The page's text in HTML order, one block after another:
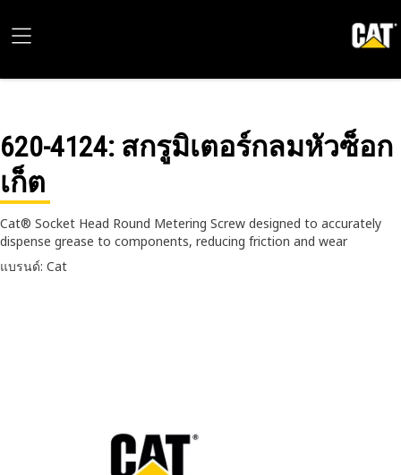
620-4124: สกรูมิเตอร์กลมหัวซ็อก
เก็ต
Cat® Socket Head Round Metering Screw designed to accurately
dispense grease to components, reducing friction and wear
แบรนด์: Cat